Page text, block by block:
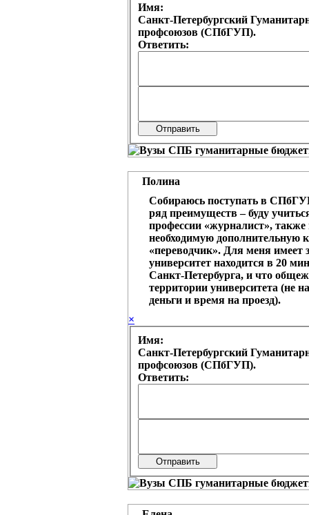
Имя:
Санкт-Петербургский
профсоюзов (СПбГУП).
Ответить:
Полина
Собираюсь поступать в
ряд преимуществ – буду
профессии «журналист», также
необходимую дополнительную
«переводчик». Для меня имеет
университет находится в 20
Санкт-Петербурга, и что
территории университета (не
деньги и время на проезд).
×
Имя:
Санкт-Петербургский
профсоюзов (СПбГУП).
Ответить: